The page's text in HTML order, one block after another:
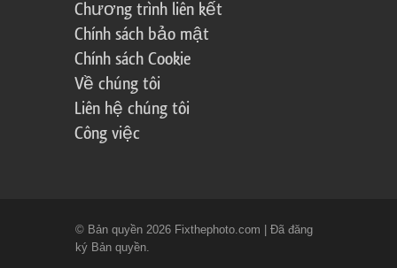
Chương trình liên kết
Chính sách bảo mật
Chính sách Cookie
Về chúng tôi
Liên hệ chúng tôi
Công việc
© Bản quyền 2026 Fixthephoto.com | Đã đăng
ký Bản quyền.